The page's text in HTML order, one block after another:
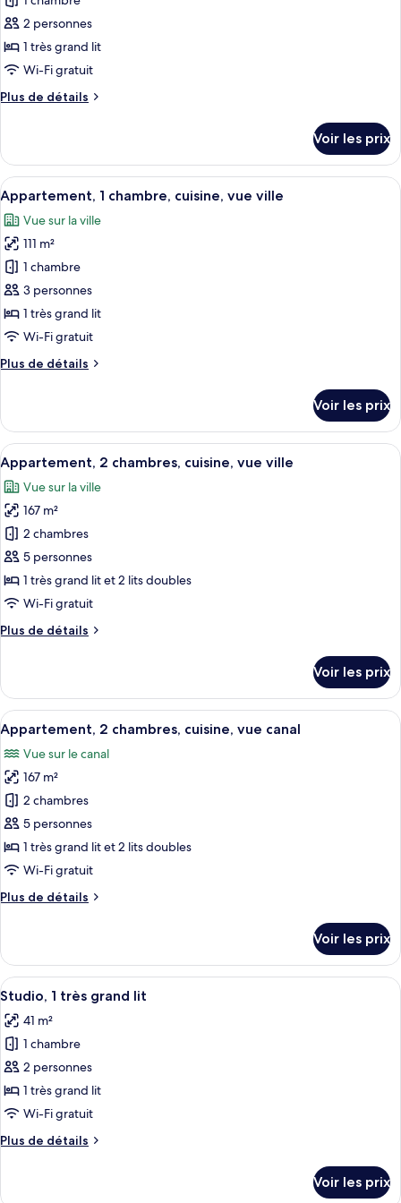
grands
lits
pour
ce
type
chambre :
très
grand
lit
2 personnes
1 très grand lit
Wi-Fi gratuit
Plus de détails
Plus
le
type
de
chambre
Studio,
très
grand
lit
Voir les prix
Afficher
toutes
les
photos
pour
ce
type
de
chambre :
Appartement,
cuisine,
vue
ville
Une chambre d’hôtel avec un
13
Appartement, 1 chambre, cuisine, vue ville
Vue sur la ville
111 m²
1 chambre
3 personnes
1 très grand lit
Wi-Fi gratuit
Plus de détails
Plus
le
type
de
chambre
Appartement,
chambre,
cuisine,
vue
ville
Voir les prix
Afficher
toutes
les
photos
pour
ce
type
de
chambre :
Appartement,
cuisine,
vue
ville
Une chambre d’hôtel moderne
25
Appartement, 2 chambres, cuisine, vue ville
Vue sur la ville
167 m²
2 chambres
5 personnes
1 très grand lit et 2 lits doubles
Wi-Fi gratuit
Plus de détails
Plus
le
type
de
chambre
Appartement,
2
chambres,
cuisine,
vue
ville
Voir les prix
Afficher
toutes
les
photos
pour
ce
type
de
chambre :
Appartement,
cuisine,
vue
canal
Une chambre d’hôtel moderne
22
Appartement, 2 chambres, cuisine, vue canal
Vue sur le canal
167 m²
2 chambres
5 personnes
1 très grand lit et 2 lits doubles
Wi-Fi gratuit
Plus de détails
Plus
le
type
de
Appartement,
2
chambres,
cuisine,
vue
canal
Voir les prix
Afficher
toutes
les
photos
pour
ce
type
chambre :
Une chambre d’hôtel moderne avec
6
Studio, 1 très grand lit
41 m²
1 chambre
2 personnes
1 très grand lit
Wi-Fi gratuit
Plus de détails
Plus
Voir les prix